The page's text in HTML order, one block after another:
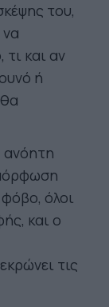
του,
και αν
ή
ανόητη
όλοι
και ο
τις